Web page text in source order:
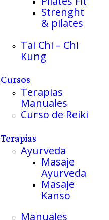
Strenght
& pilates
Tai Chi – Chi
Kung
Cursos
Terapias
Manuales
Curso de Reiki
Terapias
Ayurveda
Masaje
Ayurveda
Masaje
Kanso
Manuales